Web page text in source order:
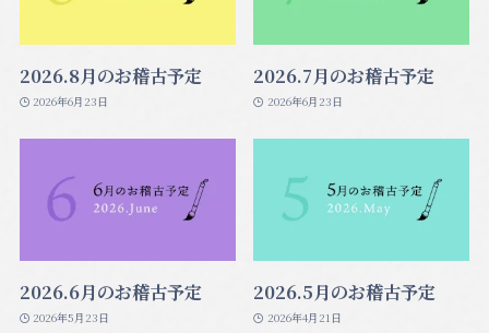
2026.8月のお稽古予定
2026年6月23日
2026.7月のお稽古予定
2026年6月23日
2026.6月のお稽古予定
2026年5月23日
2026.5月のお稽古予定
2026年4月21日